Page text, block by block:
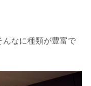
なに種類が豊富で